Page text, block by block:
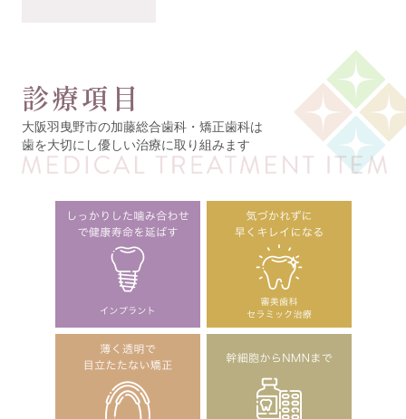
診療項目
大阪羽曳野市の加藤総合歯科・矯正歯科は
歯を大切にし優しい治療に取り組みます